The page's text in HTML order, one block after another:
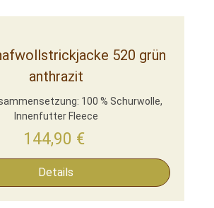
520 grün
anthrazit
100 % Schurwolle,
Innenfutter Fleece
144,90 €
Details